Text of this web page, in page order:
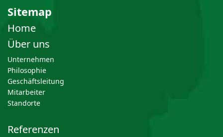
Sitemap
Home
Über uns
Unternehmen
Philosophie
Geschäftsleitung
Mitarbeiter
Standorte
Referenzen